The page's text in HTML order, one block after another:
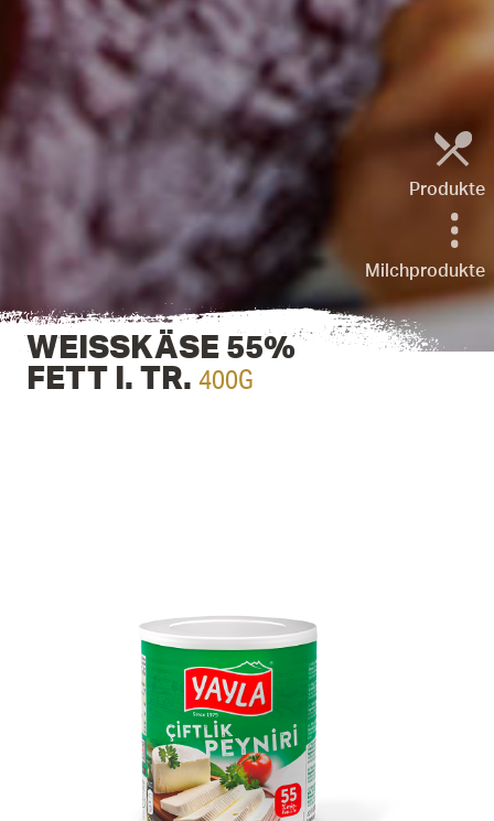
Produkte
Milchprodukte
WEISSKÄSE 55% F
ETT I. TR. 400G